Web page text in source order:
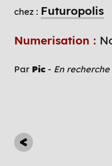
chez : Futuropolis
Numerisation :
Par Pic - En recherche